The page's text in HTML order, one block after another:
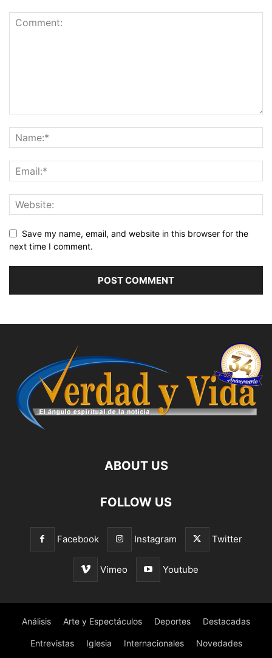
Save my name, email, and website in this browser for the
next time I comment.
ABOUT US
FOLLOW US
Facebook Instagram Twitter
Vimeo Youtube
Análisis Arte y Espectáculos Deportes Destacadas
Entrevistas Iglesia Internacionales Novedades